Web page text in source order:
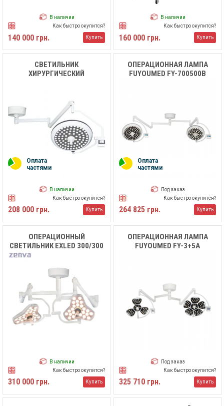
В наличии
Как быстро окупится?
140 000 грн. Купить
В наличии
Как быстро окупится?
160 000 грн. Купить
СВЕТИЛЬНИК
ХИРУРГИЧЕСКИЙ
Оплата
частями
В наличии
Как быстро окупится?
208 000 грн. Купить
ОПЕРАЦИОННАЯ ЛАМПА
FUYOUMED FY-700500B
Оплата
частями
Под заказ
Как быстро окупится?
264 825 грн. Купить
ОПЕРАЦИОННЫЙ
СВЕТИЛЬНИК EXLED 300/300
В наличии
Как быстро окупится?
310 000 грн. Купить
ОПЕРАЦИОННАЯ ЛАМПА
FUYOUMED FY-3+5А
Под заказ
Как быстро окупится?
325 710 грн. Купить